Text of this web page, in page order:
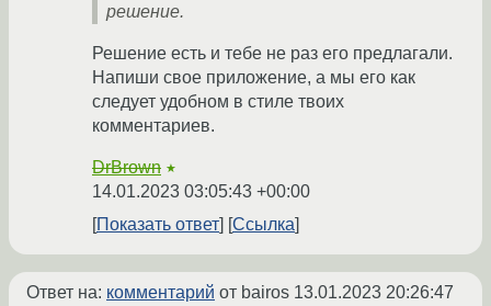
решение.
Решение есть и тебе не раз его предлагали.
Напиши свое приложение, а мы его как
следует удобном в стиле твоих
комментариев.
DrBrown ★
14.01.2023 03:05:43 +00:00
Показать ответ
Ссылка
Ответ на: комментарий от bairos 13.01.2023 20:26:47